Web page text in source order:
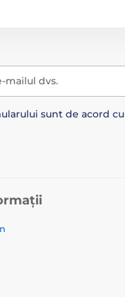
mailul dvs.
sunt de acord cu